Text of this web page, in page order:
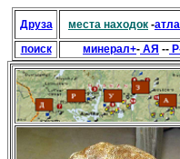
Друза места находок -
поиск
минерал+- АЯ --